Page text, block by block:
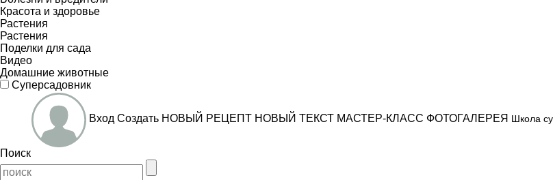
Красота и здоровье
Растения
Растения
Поделки для сада
Видео
Домашние животные
Суперсадовник
Вход Создать НОВЫЙ РЕЦЕПТ НОВЫЙ ТЕКСТ МАСТЕР-КЛАСС ФОТОГАЛЕРЕЯ Школа
Поиск